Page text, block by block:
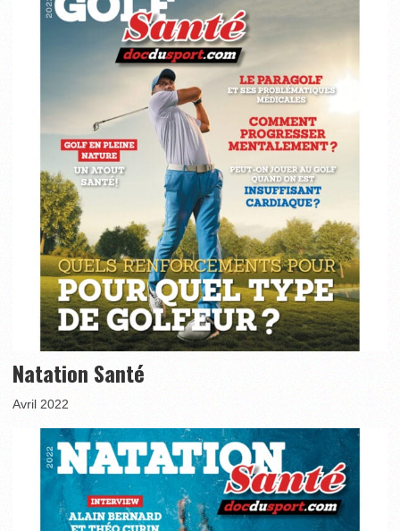
Natation Santé
Avril 2022